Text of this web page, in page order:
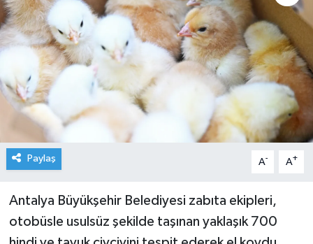
Paylaş A- A+
Antalya Büyükşehir Belediyesi zabıta ekipleri,
otobüsle usulsüz şekilde taşınan yaklaşık 700